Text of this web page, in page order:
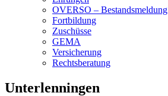
OVERSO – Bestandsmeldung
Fortbildung
Zuschüsse
GEMA
Versicherung
Rechtsberatung
Unterlenningen